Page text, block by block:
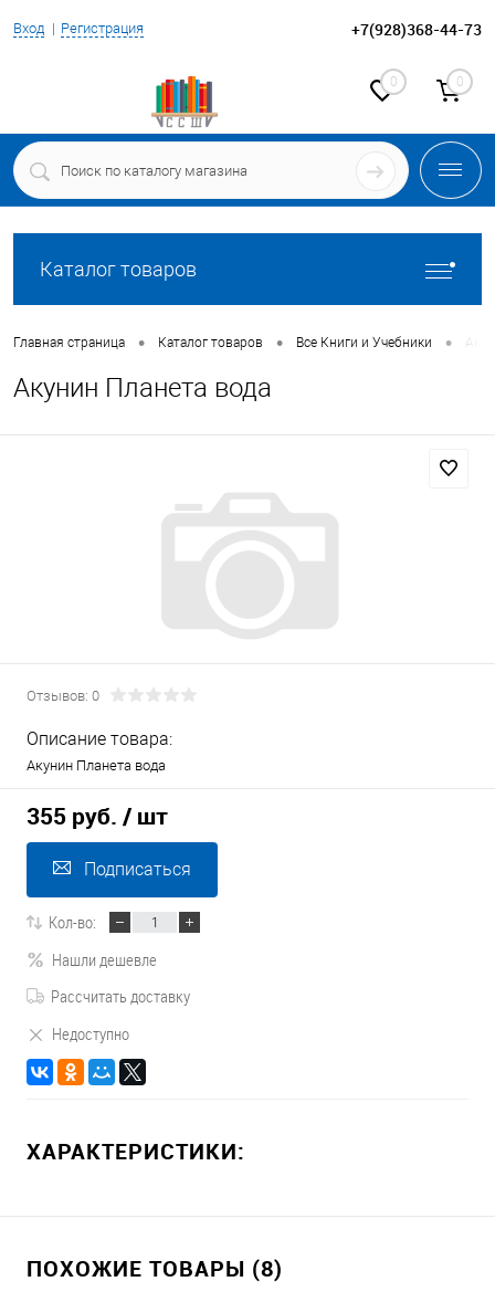
Вход Регистрация +7(928)368-44-73
0 0
Каталог товаров
Главная страница • Каталог товаров • Все Книги и Учебники •
Акунин Планета вода
Отзывов: 0
Описание товара:
Акунин Планета вода
355 руб. / шт
Подписаться
Кол-во:
Нашли дешевле
Рассчитать доставку
Недоступно
ХАРАКТЕРИСТИКИ:
ПОХОЖИЕ ТОВАРЫ (8)